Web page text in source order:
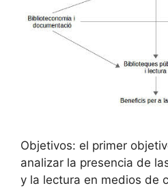
Objetivos: el primer
analizar la presencia de
y la lectura en medios de